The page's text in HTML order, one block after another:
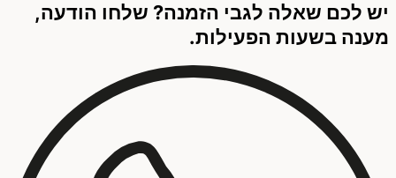
יש לכם שאלה לגבי הזמנה? שלחו הודעה,
מענה בשעות הפעילות.